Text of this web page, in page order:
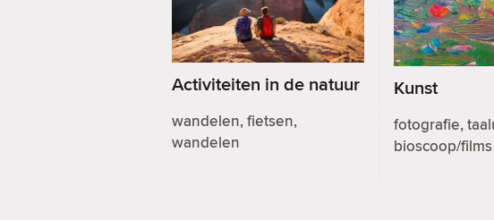
Activiteiten in de natuur
wandelen, fietsen,
wandelen
Kunst
fotografie,
bioscoop/films